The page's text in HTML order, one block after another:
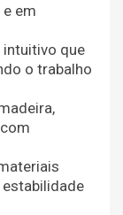
em
intuitivo que
o trabalho